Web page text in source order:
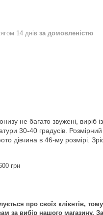
14 днів за домовленістю
не багато звужені, виріб
30-40 градусів.
в 46-му розмірі.
грн
про своїх клієнтів,
за вибір нашого магазину.